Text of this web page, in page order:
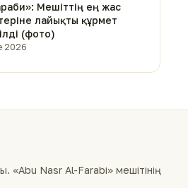
Мешіттің ең жас
лайықты құрмет
(фото)
2026
«Abu Nasr Al-Farabi» мешітінің